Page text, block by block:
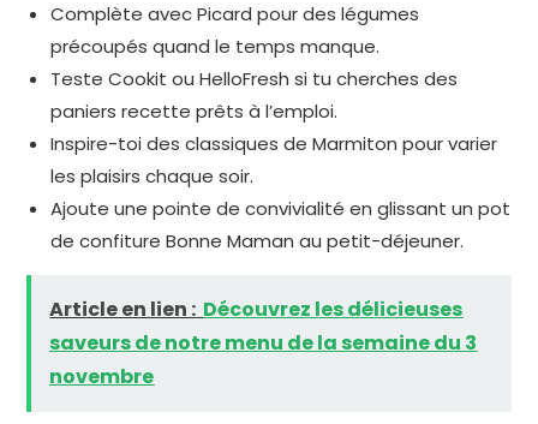
Complète avec Picard pour des légumes
précoupés quand le temps manque.
Teste Cookit ou HelloFresh si tu cherches des
paniers recette prêts à l’emploi.
Inspire-toi des classiques de Marmiton pour varier
les plaisirs chaque soir.
Ajoute une pointe de convivialité en glissant un pot
de confiture Bonne Maman au petit-déjeuner.
Article en lien : Découvrez les délicieuses
saveurs de notre menu de la semaine du 3
novembre